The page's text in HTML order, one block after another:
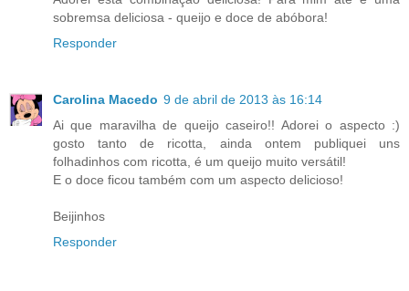
sobremsa deliciosa - queijo e doce de abóbora!
Responder
Carolina Macedo 9 de abril de 2013 às 16:14
Ai que maravilha de queijo caseiro!! Adorei o aspecto :)
gosto tanto de ricotta, ainda ontem publiquei uns
folhadinhos com ricotta, é um queijo muito versátil!
E o doce ficou também com um aspecto delicioso!
Beijinhos
Responder